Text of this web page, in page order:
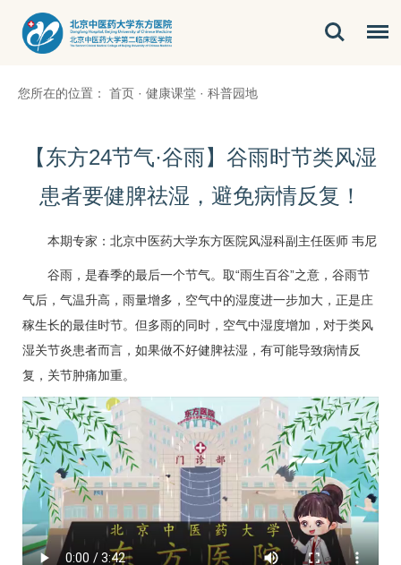
您所在的位置： 首页 · 健康课堂 · 科普园地
【东方24节气·谷雨】谷雨时节类风湿
患者要健脾祛湿，避免病情反复！
本期专家：北京中医药大学东方医院风湿科副主任医师 韦尼
谷雨，是春季的最后一个节气。取“雨生百谷”之意，谷雨节
气后，气温升高，雨量增多，空气中的湿度进一步加大，正是庄
稼生长的最佳时节。但多雨的同时，空气中湿度增加，对于类风
湿关节炎患者而言，如果做不好健脾祛湿，有可能导致病情反
复，关节肿痛加重。